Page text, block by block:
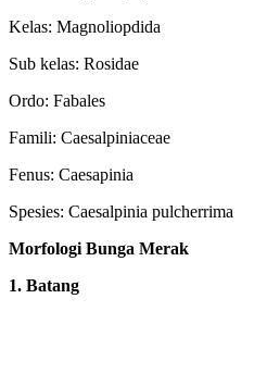
Kelas: Magnoliopdida
Sub kelas: Rosidae
Ordo: Fabales
Famili: Caesalpiniaceae
Fenus: Caesapinia
Spesies: Caesalpinia pulcherrima
Morfologi Bunga Merak
1. Batang